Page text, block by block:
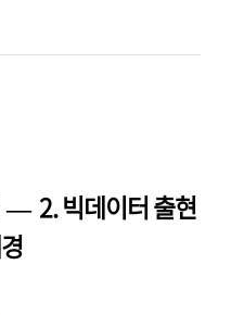
— 2. 빅데이터 출현